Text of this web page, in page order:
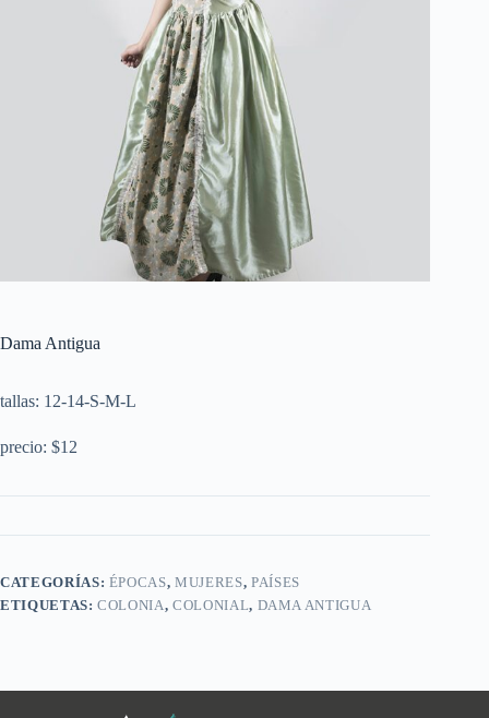
Dama Antigua
tallas: 12-14-S-M-L
precio: $12
CATEGORÍAS: ÉPOCAS,MUJERES, PAÍSES
ETIQUETAS:COLONIA,COLONIAL, DAMA ANTIGUA